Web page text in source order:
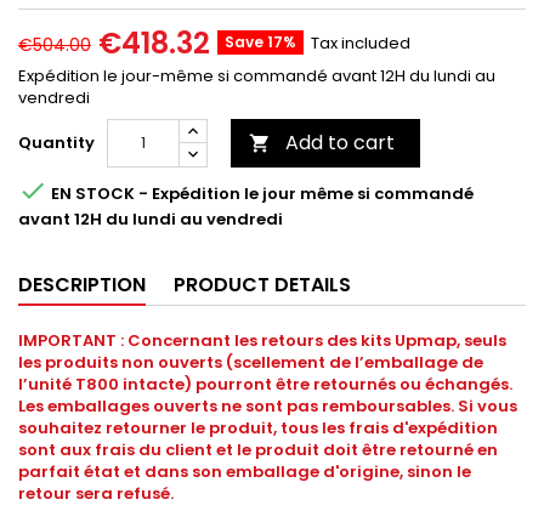
€504.00 €418.32 Save 17%
Tax included
Expédition le jour-même si commandé avant 12H du lundi au
vendredi
Quantity
 Add to cart
 EN STOCK - Expédition le jour même si commandé
avant 12H du lundi au vendredi
DESCRIPTION PRODUCT DETAILS
IMPORTANT : Concernant les retours des kits Upmap, seuls
les produits non ouverts (scellement de l’emballage de
l’unité T800 intacte) pourront être retournés ou échangés.
Les emballages ouverts ne sont pas remboursables. Si vous
souhaitez retourner le produit, tous les frais d'expédition
sont aux frais du client et le produit doit être retourné en
parfait état et dans son emballage d'origine, sinon le
retour sera refusé.